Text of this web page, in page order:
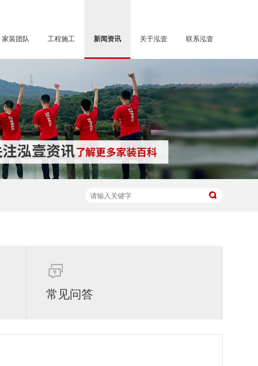
家装团队 工程施工 新闻资讯 关于泓壹 联系泓壹
常见问答